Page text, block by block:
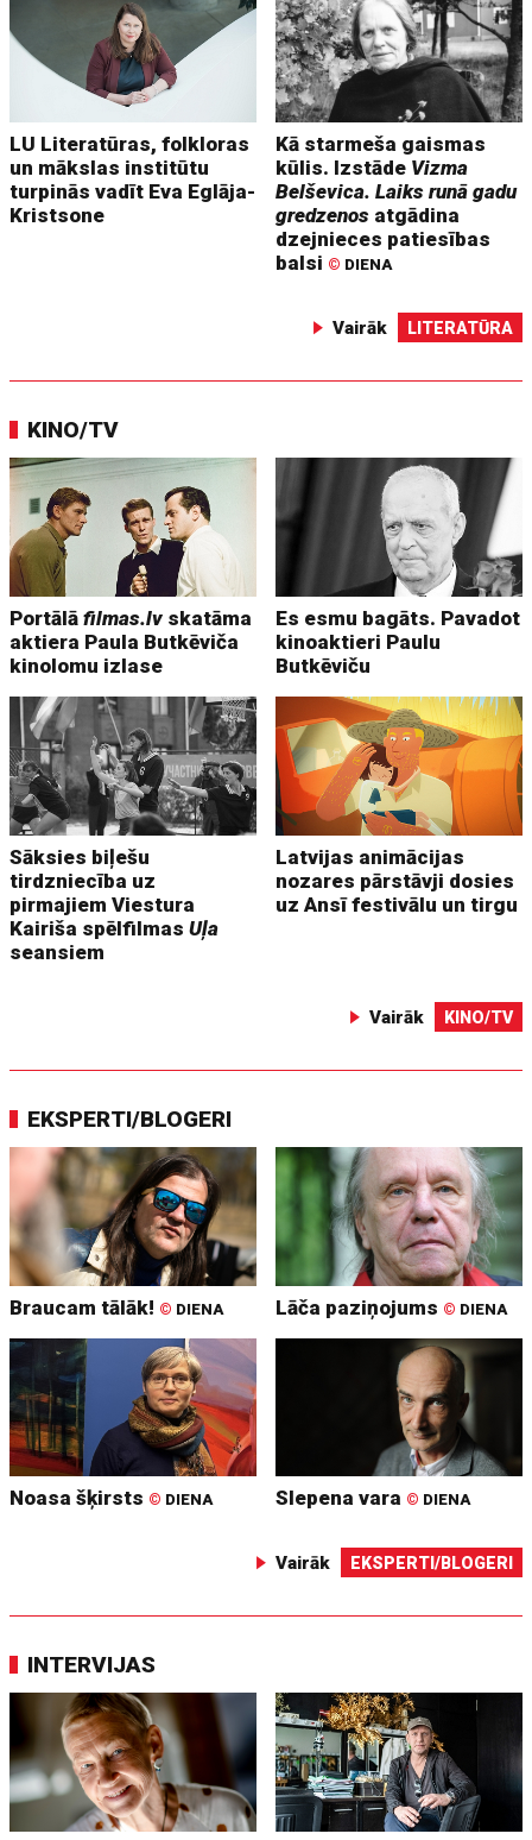
LU Literatūras, folkloras
un mākslas institūtu
turpinās vadīt Eva Eglāja-
Kristsone
Kā starmeša gaismas
kūlis. Izstāde Vizma
Belševica. Laiks runā gadu
gredzenos atgādina
dzejnieces patiesības
balsi © DIENA
Vairāk LITERATŪRA
KINO/TV
Portālāfilmas.lv skatāma
aktiera Paula Butkēviča
kinolomu izlase
Es esmu bagāts. Pavadot
kinoaktieri Paulu
Butkēviču
Sāksies biļešu
tirdzniecība uz
pirmajiem Viestura
Kairiša spēlfilmasUļa
seansiem
Latvijas animācijas
nozares pārstāvji dosies
uz Ansī festivālu un tirgu
Vairāk KINO/TV
EKSPERTI/BLOGERI
Braucam tālāk! © DIENA Lāča paziņojums © DIENA
Noasa šķirsts © DIENA Slepena vara © DIENA
Vairāk EKSPERTI/BLOGERI
INTERVIJAS